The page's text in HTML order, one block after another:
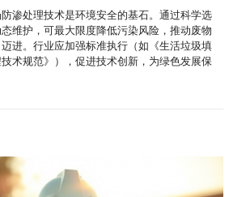
渗处理技术是环境安全的基石。通过科学选
维护，可最大限度降低污染风险，推动废物
进。行业应加强标准执行（如《生活垃圾填
术规范》），促进技术创新，为绿色发展保